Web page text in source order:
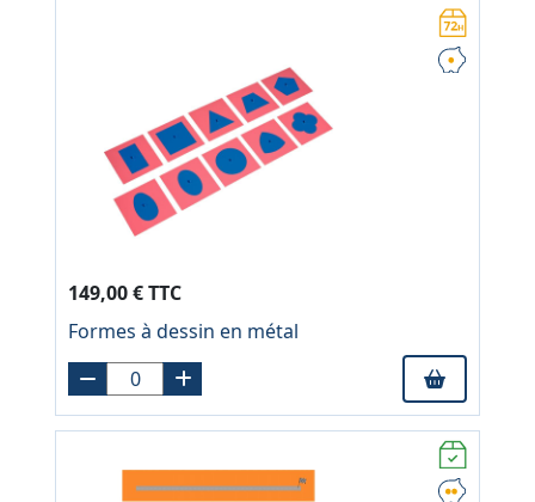
149,00 € TTC
Formes à dessin en métal